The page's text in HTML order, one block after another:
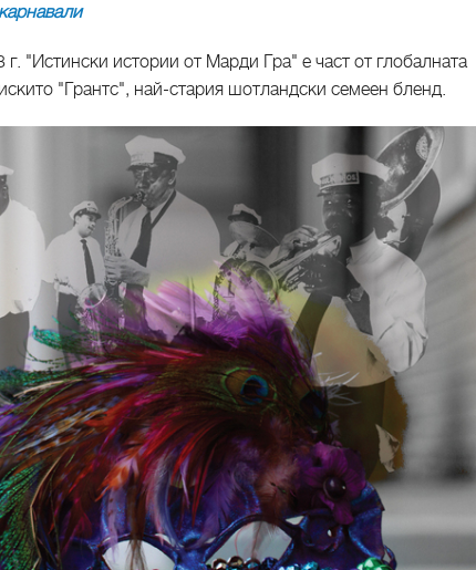
"Истински истории от Марди Гра" е част от глобалната
"Грантс", най-стария шотландски семеен бленд.